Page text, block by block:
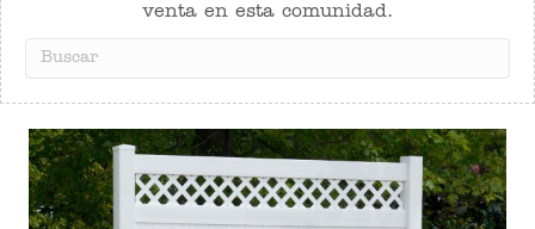
venta en esta comunidad.